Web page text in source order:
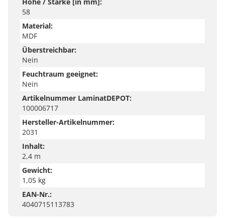
58
Material:
MDF
Überstreichbar:
Nein
Feuchtraum geeignet:
Nein
Artikelnummer LaminatDEPOT:
100006717
Hersteller-Artikelnummer:
2031
Inhalt:
2,4 m
Gewicht:
1,05 kg
EAN-Nr.:
4040715113783